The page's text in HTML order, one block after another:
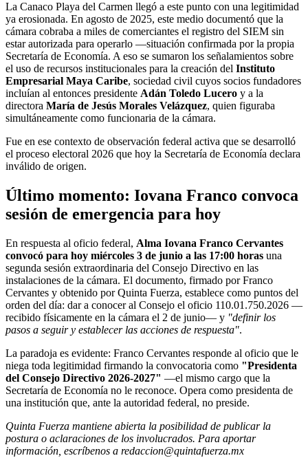
La Canaco Playa del Carmen llegó a este punto con una legitimidad
ya erosionada. En agosto de 2025, este medio documentó que la
cámara cobraba a miles de comerciantes el registro del SIEM sin
estar autorizada para operarlo —situación confirmada por la propia
Secretaría de Economía. A eso se sumaron los señalamientos sobre
el uso de recursos institucionales para la creación del Instituto
Empresarial Maya Caribe, sociedad civil cuyos socios fundadores
incluían al entonces presidente Adán Toledo Lucero y a la
directora María de Jesús Morales Velázquez, quien figuraba
simultáneamente como funcionaria de la cámara.
Fue en ese contexto de observación federal activa que se desarrolló
el proceso electoral 2026 que hoy la Secretaría de Economía declara
inválido de origen.
Último momento: Iovana Franco convoca
sesión de emergencia para hoy
En respuesta al oficio federal, Alma Iovana Franco Cervantes
convocó para hoy miércoles 3 de junio a las 17:00 horas una
segunda sesión extraordinaria del Consejo Directivo en las
instalaciones de la cámara. El documento, firmado por Franco
Cervantes y obtenido por Quinta Fuerza, establece como puntos del
orden del día: dar a conocer al Consejo el oficio 110.01.750.2026 —
recibido físicamente en la cámara el 2 de junio— y "definir los
pasos a seguir y establecer las acciones de respuesta".
La paradoja es evidente: Franco Cervantes responde al oficio que le
niega toda legitimidad firmando la convocatoria como "Presidenta
del Consejo Directivo 2026-2027" —el mismo cargo que la
Secretaría de Economía no le reconoce. Opera como presidenta de
una institución que, ante la autoridad federal, no preside.
Quinta Fuerza mantiene abierta la posibilidad de publicar la
postura o aclaraciones de los involucrados. Para aportar
información, escríbenos a redaccion@quintafuerza.mx